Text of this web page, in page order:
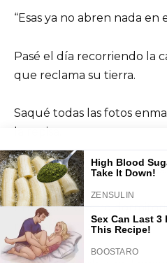
“Esas ya no abren nada en
Pasé el día recorriendo la
que reclama su tierra.
Saqué todas las fotos
la repisa.
Guardé el álbum de bodas.
Entré en nuestro
recuperé mi espacio.